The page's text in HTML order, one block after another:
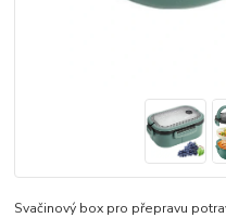
Svačinový box pro přepravu